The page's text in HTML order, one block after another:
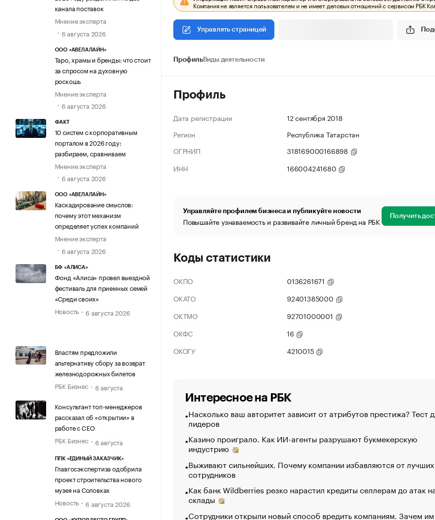
канала поставок
Мнение эксперта
6 августа 2026
ООО «АВЕЛАЛАЙН»
Таро, храмы и бренды: что стоит
за спросом на духовную
роскошь
Мнение эксперта
6 августа 2026
ФАКТ
10 систем с корпоративным
порталом в 2026 году:
разбираем, сравниваем
Мнение эксперта
6 августа 2026
ООО «АВЕЛАЛАЙН»
Каскадирование смыслов:
почему этот механизм
определяет успех компаний
Мнение эксперта
6 августа 2026
БФ «АЛИСА»
Фонд «Алиса» провел выездной
фестиваль для приемных семей
«Среди своих»
Новость
6 августа 2026
Властям предложили
альтернативу сбору за возврат
железнодорожных билетов
РБК Бизнес
6 августа
Консультант топ-менеджеров
рассказал об «открытии» в
работе с CEO
РБК Бизнес
6 августа
ППК «ЕДИНЫЙ ЗАКАЗЧИК»
Главгосэкспертиза одобрила
проект строительства нового
музея на Соловках
Новость
6 августа 2026
Компания не является пользователем и не имеет деловых отношений с сервисом РБК
Управлять страницей
ПрофильВиды деятельности
Профиль
Дата регистрации
12 сентября 2018
Регион
Республика Татарстан
ОГРНИП
318169000166898
ИНН
166004241680
Управляйте профилем бизнеса и публикуйте новости
Повышайте узнаваемость и развивайте личный бренд на РБК Получить
Коды статистики
ОКПО
0136261671
ОКАТО
92401385000
ОКТМО
92701000001
ОКФС
16
ОКОГУ
4210015
Интересное на РБК
Насколько ваш авторитет зависит от атрибутов престижа? Тест
лидеров
Казино проиграло. Как ИИ-агенты разрушают букмекерскую
индустрию
Выживают сильнейших. Почему компании избавляются от лучших
сотрудников
Как банк Wildberries резко нарастил кредиты селлерам до атак
склады
Сотрудники открыли новый способ вредить компаниям. Зачем